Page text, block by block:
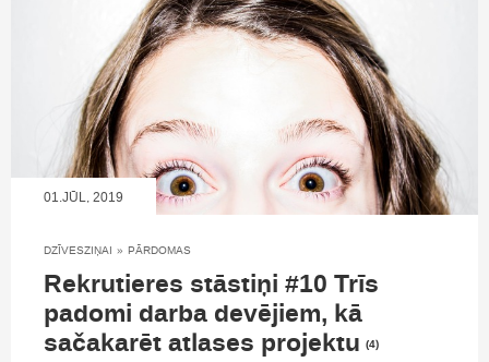
01.JŪL, 2019
DZĪVESZIŅAI » PĀRDOMAS
Rekrutieres stāstiņi #10 Trīs
padomi darba devējiem, kā
sačakarēt atlases projektu (4)